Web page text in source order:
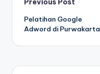
Previous Post
Pelatihan Google
Adword di Purwakarta